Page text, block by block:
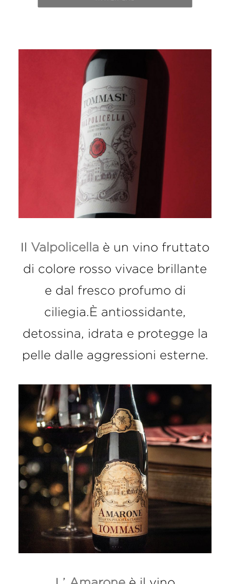
Il Valpolicella è un vino fruttato
di colore rosso vivace brillante
e dal fresco profumo di
ciliegia.È antiossidante,
detossina, idrata e protegge la
pelle dalle aggressioni esterne.